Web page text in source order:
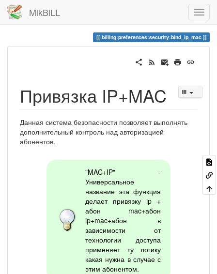
MikBiLL
billing:preferences:security:bind_ip_mac
Привязка IP+MAC
Данная система безопасности позволяет выполнять
дополнительный контроль над авторизацией
абонентов.
"MAC+IP" -
Универсальное
название эта функция
делает привязку ip +
абон mac+абон
ip+mac+абон в
зависимости от
технологии доступа
применяет ту логику
какая нужна в случае с
этим абонентом.